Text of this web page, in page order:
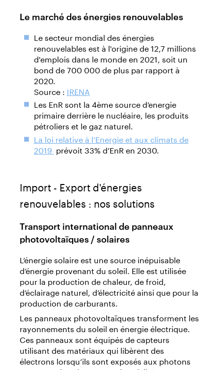
Le marché des énergies renouvelables
Le secteur mondial des énergies
renouvelables est à l'origine de 12,7 millions
d'emplois dans le monde en 2021, soit un
bond de 700 000 de plus par rapport à
2020.
Source : IRENA
Les EnR sont la 4ème source d’energie
primaire derrière le nucléaire, les produits
pétroliers et le gaz naturel.
La loi relative à l’Energie et aux climats de
2019 prévoit 33% d’EnR en 2030.
Import - Export d'énergies
renouvelables : nos solutions
Transport international de panneaux
photovoltaïques / solaires
L’énergie solaire est une source inépuisable
d’énergie provenant du soleil. Elle est utilisée
pour la production de chaleur, de froid,
d’éclairage naturel, d’électricité ainsi que pour la
production de carburants.
Les panneaux photovoltaïques transforment les
rayonnements du soleil en énergie électrique.
Ces panneaux sont équipés de capteurs
utilisant des matériaux qui libèrent des
électrons lorsqu’ils sont exposés aux photons